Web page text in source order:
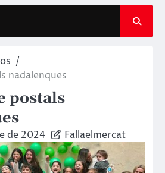
nadalenques
postals
de 2024 Fallaelmercat